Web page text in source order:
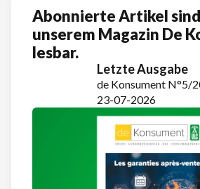
Abonnierte Artikel
unserem Magazin De
lesbar.
Letzte Ausgabe
de Konsument N°5/
23-07-2026